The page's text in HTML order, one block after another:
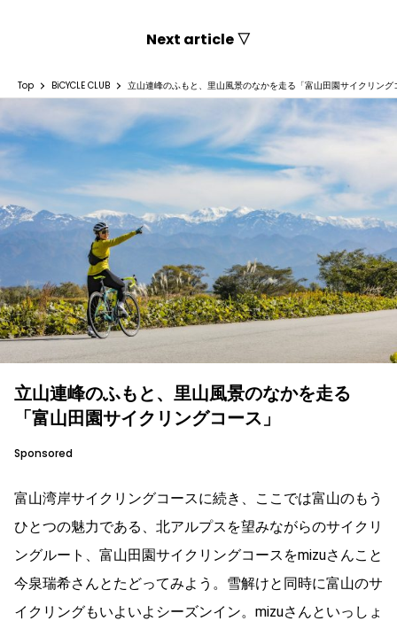
Next article ▽
Top BiCYCLE CLUB 立山連峰のふもと、里山風景のなかを走る「富山田園サイクリング
立山連峰のふもと、里山風景のなかを走る
「富山田園サイクリングコース」
Sponsored
富山湾岸サイクリングコースに続き、ここでは富山のもう
ひとつの魅力である、北アルプスを望みながらのサイクリ
ングルート、富山田園サイクリングコースをmizuさんこと
今泉瑞希さんとたどってみよう。雪解けと同時に富山のサ
イクリングもいよいよシーズンイン。mizuさんといっしょ